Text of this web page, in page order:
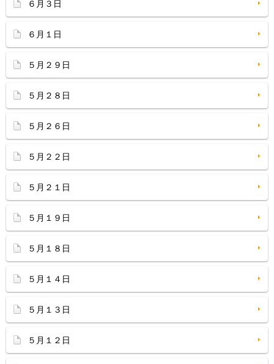
６月３日
６月１日
５月２９日
５月２８日
５月２６日
５月２２日
５月２１日
５月１９日
５月１８日
５月１４日
５月１３日
５月１２日